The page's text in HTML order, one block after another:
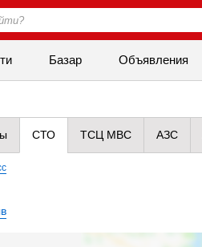
Базар Объявления
СТО ТСЦ МВС АЗС